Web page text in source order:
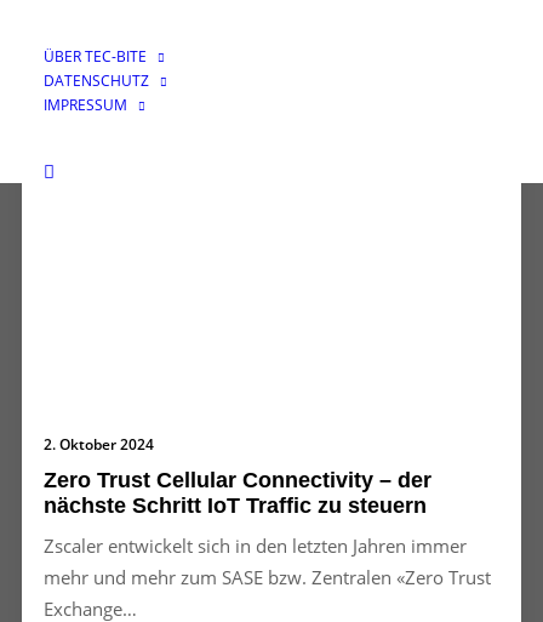
ÜBER TEC-BITE
DATENSCHUTZ
IMPRESSUM
2. Oktober 2024
Zero Trust Cellular Connectivity – der
nächste Schritt IoT Traffic zu steuern
Zscaler entwickelt sich in den letzten Jahren immer
mehr und mehr zum SASE bzw. Zentralen «Zero Trust
Exchange…